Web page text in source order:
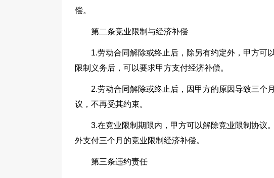
偿。
第二条竞业限制与经济补偿
1.劳动合同解除或终止后，除另有约定外，甲方可
限制义务后，可以要求甲方支付经济补偿。
2.劳动合同解除或终止后，因甲方的原因导致三个
议，不再受其约束。
3.在竞业限制期限内，甲方可以解除竞业限制协议
外支付三个月的竞业限制经济补偿。
第三条违约责任